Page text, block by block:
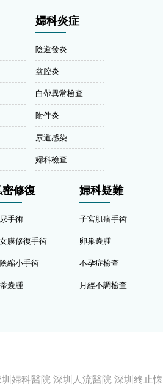
婦科炎症
陰道發炎
盆腔炎
白帶異常檢查
附件炎
尿道感染
婦科檢查
密修復
手術
膜修復手術
縮小手術
囊腫
婦科疑難
子宮肌瘤手術
卵巢囊腫
不孕症檢查
月經不調檢查
婦科醫院深圳人流醫院深圳終止懷